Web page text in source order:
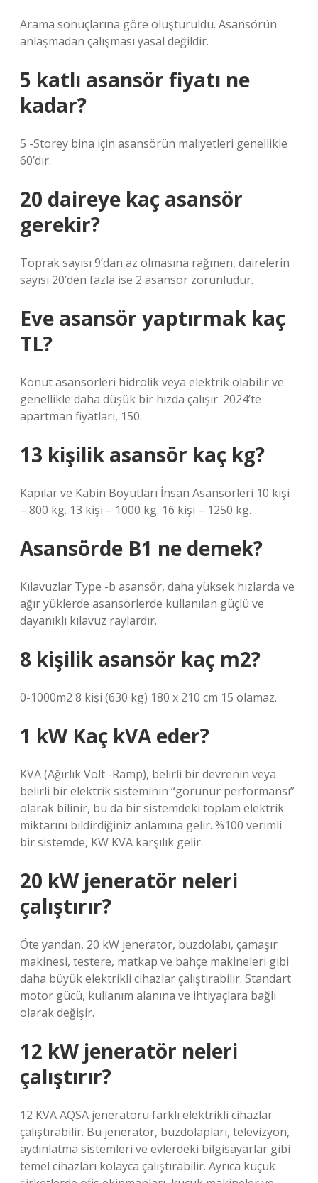
Arama sonuçlarına göre oluşturuldu. Asansörün
anlaşmadan çalışması yasal değildir.
5 katlı asansör fiyatı ne
kadar?
5 -Storey bina için asansörün maliyetleri genellikle
60’dır.
20 daireye kaç asansör
gerekir?
Toprak sayısı 9’dan az olmasına rağmen, dairelerin
sayısı 20’den fazla ise 2 asansör zorunludur.
Eve asansör yaptırmak kaç
TL?
Konut asansörleri hidrolik veya elektrik olabilir ve
genellikle daha düşük bir hızda çalışır. 2024’te
apartman fiyatları, 150.
13 kişilik asansör kaç kg?
Kapılar ve Kabin Boyutları İnsan Asansörleri 10 kişi
– 800 kg. 13 kişi – 1000 kg. 16 kişi – 1250 kg.
Asansörde B1 ne demek?
Kılavuzlar Type -b asansör, daha yüksek hızlarda ve
ağır yüklerde asansörlerde kullanılan güçlü ve
dayanıklı kılavuz raylardır.
8 kişilik asansör kaç m2?
0-1000m2 8 kişi (630 kg) 180 x 210 cm 15 olamaz.
1 kW Kaç kVA eder?
KVA (Ağırlık Volt -Ramp), belirli bir devrenin veya
belirli bir elektrik sisteminin “görünür performansı”
olarak bilinir, bu da bir sistemdeki toplam elektrik
miktarını bildirdiğiniz anlamına gelir. %100 verimli
bir sistemde, KW KVA karşılık gelir.
20 kW jeneratör neleri
çalıştırır?
Öte yandan, 20 kW jeneratör, buzdolabı, çamaşır
makinesi, testere, matkap ve bahçe makineleri gibi
daha büyük elektrikli cihazlar çalıştırabilir. Standart
motor gücü, kullanım alanına ve ihtiyaçlara bağlı
olarak değişir.
12 kW jeneratör neleri
çalıştırır?
12 KVA AQSA jeneratörü farklı elektrikli cihazlar
çalıştırabilir. Bu jeneratör, buzdolapları, televizyon,
aydınlatma sistemleri ve evlerdeki bilgisayarlar gibi
temel cihazları kolayca çalıştırabilir. Ayrıca küçük